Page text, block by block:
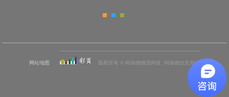
网站地图 版权所有 © 柯瑞德物流科技, 柯瑞德信息系统